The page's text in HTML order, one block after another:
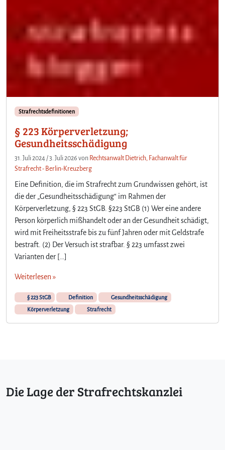
Strafrechtsdefinitionen
§ 223 Körperverletzung;
Gesundheitsschädigung
31. Juli 2024 /3. Juli 2026 von Rechtsanwalt Dietrich, Fachanwalt für
Strafrecht - Berlin-Kreuzberg
Eine Definition, die im Strafrecht zum Grundwissen gehört, ist
die der „Gesundheitsschädigung“ im Rahmen der
Körperverletzung, § 223 StGB. §223 StGB (1) Wer eine andere
Person körperlich mißhandelt oder an der Gesundheit schädigt,
wird mit Freiheitsstrafe bis zu fünf Jahren oder mit Geldstrafe
bestraft. (2) Der Versuch ist strafbar. § 223 umfasst zwei
Varianten der […]
Weiterlesen »
§ 223 StGB Definition
Gesundheitsschädigung
Körperverletzung
Strafrecht
Die Lage der Strafrechtskanzlei